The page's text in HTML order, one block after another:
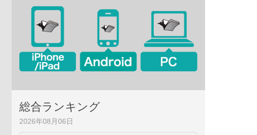
総合ランキング
2026年08月06日